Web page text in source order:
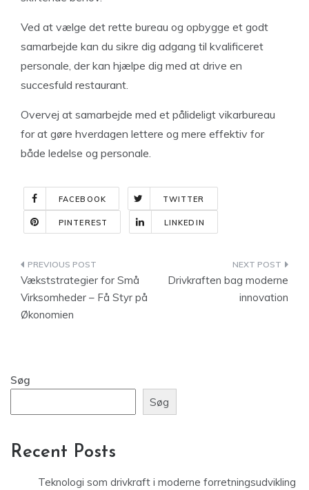
Ved at vælge det rette bureau og opbygge et godt
samarbejde kan du sikre dig adgang til kvalificeret
personale, der kan hjælpe dig med at drive en
succesfuld restaurant.
Overvej at samarbejde med et pålideligt vikarbureau
for at gøre hverdagen lettere og mere effektiv for
både ledelse og personale.
FACEBOOK TWITTER
PINTEREST LINKEDIN
Indlægsnavigation
Vækststrategier for Små
Virksomheder – Få Styr på
Økonomien
Drivkraften bag moderne
innovation
Søg
Søg
Recent Posts
Teknologi som drivkraft i moderne forretningsudvikling